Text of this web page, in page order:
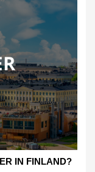
IN FINLAND?